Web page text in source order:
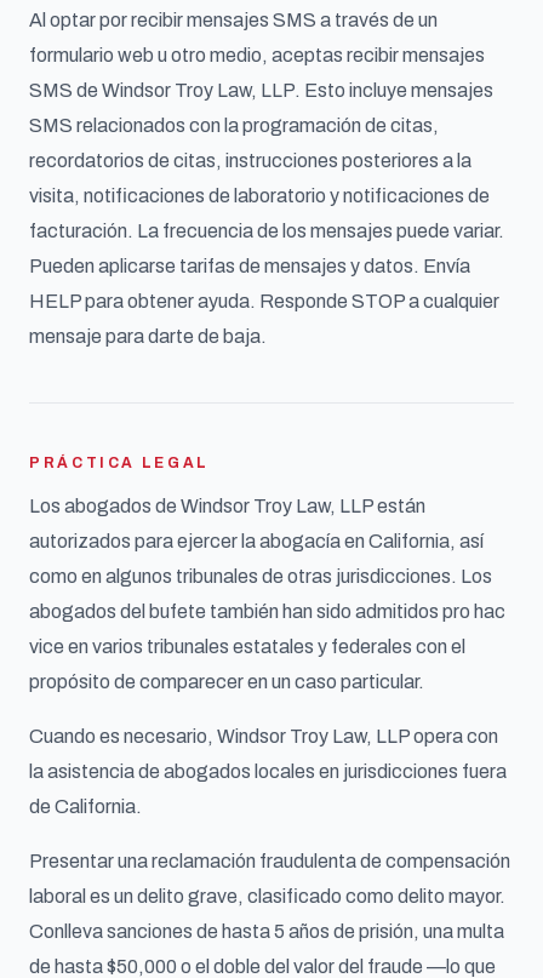
Al optar por recibir mensajes SMS a través de un
formulario web u otro medio, aceptas recibir mensajes
SMS de Windsor Troy Law, LLP. Esto incluye mensajes
SMS relacionados con la programación de citas,
recordatorios de citas, instrucciones posteriores a la
visita, notificaciones de laboratorio y notificaciones de
facturación. La frecuencia de los mensajes puede variar.
Pueden aplicarse tarifas de mensajes y datos. Envía
HELP para obtener ayuda. Responde STOP a cualquier
mensaje para darte de baja.
PRÁCTICA LEGAL
Los abogados de Windsor Troy Law, LLP están
autorizados para ejercer la abogacía en California, así
como en algunos tribunales de otras jurisdicciones. Los
abogados del bufete también han sido admitidos pro hac
vice en varios tribunales estatales y federales con el
propósito de comparecer en un caso particular.
Cuando es necesario, Windsor Troy Law, LLP opera con
la asistencia de abogados locales en jurisdicciones fuera
de California.
Presentar una reclamación fraudulenta de compensación
laboral es un delito grave, clasificado como delito mayor.
Conlleva sanciones de hasta 5 años de prisión, una multa
de hasta $50,000 o el doble del valor del fraude —lo que